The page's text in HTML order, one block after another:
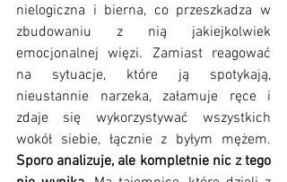
nielogiczna i bierna, co przeszkadza w
zbudowaniu z nią jakiejkolwiek
emocjonalnej więzi. Zamiast reagować
na sytuacje, które ją spotykają,
nieustannie narzeka, załamuje ręce i
zdaje się wykorzystywać wszystkich
Sporo analizuje, ale kompletnie nic z tego